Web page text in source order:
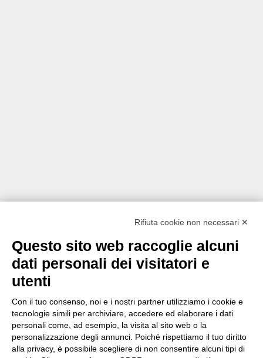
Rifiuta cookie non necessari ✕
Questo sito web raccoglie alcuni
dati personali dei visitatori e
utenti
Con il tuo consenso, noi e i nostri partner utilizziamo i cookie e
tecnologie simili per archiviare, accedere ed elaborare i dati
personali come, ad esempio, la visita al sito web o la
personalizzazione degli annunci. Poiché rispettiamo il tuo diritto
alla privacy, è possibile scegliere di non consentire alcuni tipi di